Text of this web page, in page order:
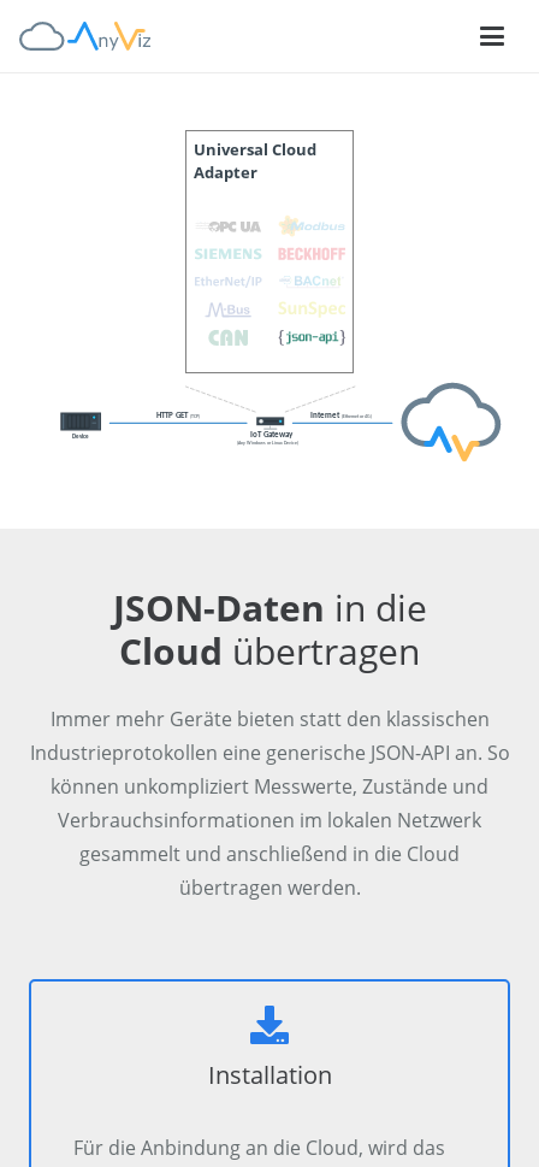
Universal Cloud
Adapter
JSON-Daten in die
Cloud übertragen
Immer mehr Geräte bieten statt den klassischen
Industrieprotokollen eine generische JSON-API an. So
können unkompliziert Messwerte, Zustände und
Verbrauchsinformationen im lokalen Netzwerk
gesammelt und anschließend in die Cloud
übertragen werden.
Für die Anbindung an die Cloud, wird das
Installation